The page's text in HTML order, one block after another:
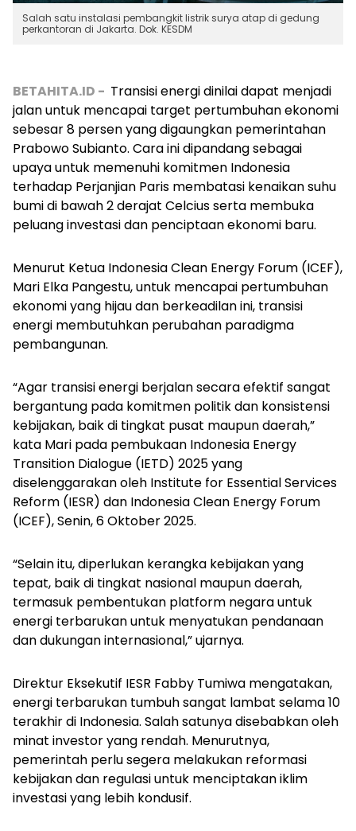
Salah satu instalasi pembangkit listrik surya atap di gedung
perkantoran di Jakarta. Dok. KESDM
BETAHITA.ID - Transisi energi dinilai dapat menjadi
jalan untuk mencapai target pertumbuhan ekonomi
sebesar 8 persen yang digaungkan pemerintahan
Prabowo Subianto. Cara ini dipandang sebagai
upaya untuk memenuhi komitmen Indonesia
terhadap Perjanjian Paris membatasi kenaikan suhu
bumi di bawah 2 derajat Celcius serta membuka
peluang investasi dan penciptaan ekonomi baru.
Menurut Ketua Indonesia Clean Energy Forum (ICEF),
Mari Elka Pangestu, untuk mencapai pertumbuhan
ekonomi yang hijau dan berkeadilan ini, transisi
energi membutuhkan perubahan paradigma
pembangunan.
“Agar transisi energi berjalan secara efektif sangat
bergantung pada komitmen politik dan konsistensi
kebijakan, baik di tingkat pusat maupun daerah,”
kata Mari pada pembukaan Indonesia Energy
Transition Dialogue (IETD) 2025 yang
diselenggarakan oleh Institute for Essential Services
Reform (IESR) dan Indonesia Clean Energy Forum
(ICEF), Senin, 6 Oktober 2025.
“Selain itu, diperlukan kerangka kebijakan yang
tepat, baik di tingkat nasional maupun daerah,
termasuk pembentukan platform negara untuk
energi terbarukan untuk menyatukan pendanaan
dan dukungan internasional,” ujarnya.
Direktur Eksekutif IESR Fabby Tumiwa mengatakan,
energi terbarukan tumbuh sangat lambat selama 10
terakhir di Indonesia. Salah satunya disebabkan oleh
minat investor yang rendah. Menurutnya,
pemerintah perlu segera melakukan reformasi
kebijakan dan regulasi untuk menciptakan iklim
investasi yang lebih kondusif.